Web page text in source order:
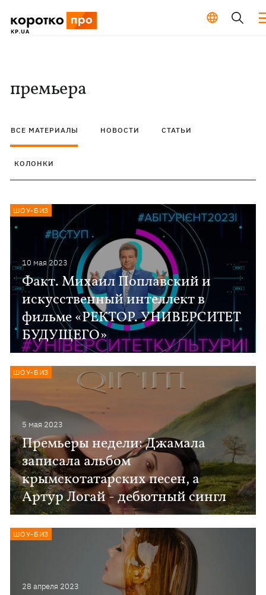
премьера
ВСЕ МАТЕРИАЛЫ НОВОСТИ СТАТЬИ
КОЛОНКИ
10 мая 2023
Факт. Михаил Поплавский и
искусственный интеллект в
фильме «РЕКТОР. УНИВЕРСИТЕТ
БУДУЩЕГО»
ШОУ-БИЗ
5 мая 2023
Премьеры недели: Джамала
записала альбом
крымскотатарских песен, а
Артур Логай - дебютный сингл
ШОУ-БИЗ
28 апреля 2023
ШОУ-БИЗ